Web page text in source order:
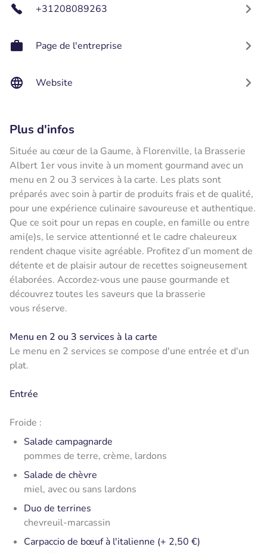
+31208089263
Page de l'entreprise
Website
Plus d'infos
Située au cœur de la Gaume, à Florenville, la Brasserie
Albert 1er vous invite à un moment gourmand avec un
menu en 2 ou 3 services à la carte. Les plats sont
préparés avec soin à partir de produits frais et de qualité,
pour une expérience culinaire savoureuse et authentique.
Que ce soit pour un repas en couple, en famille ou entre
ami(e)s, le service attentionné et le cadre chaleureux
rendent chaque visite agréable. Profitez d’un moment de
détente et de plaisir autour de recettes soigneusement
élaborées. Accordez-vous une pause gourmande et
découvrez toutes les saveurs que la brasserie
vous réserve.
Menu en 2 ou 3 services à la carte
Le menu en 2 services se compose d'une entrée et d'un
plat.
Entrée
Froide :
Salade campagnarde
pommes de terre, crème, lardons
Salade de chèvre
miel, avec ou sans lardons
Duo de terrines
chevreuil-marcassin
Carpaccio de bœuf à l'italienne (+ 2,50 €)